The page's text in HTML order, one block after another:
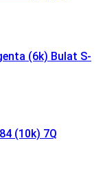
(6k) Bulat S-
(10k) 7Q